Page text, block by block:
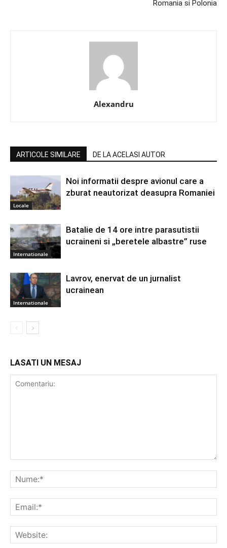
Romania si Polonia
Alexandru
ARTICOLE SIMILARE DE LA ACELASI AUTOR
Locale
Noi informatii despre avionul care a
zburat neautorizat deasupra Romaniei
Internationale
Batalie de 14 ore intre parasutistii
ucraineni si „beretele albastre” ruse
Internationale
Lavrov, enervat de un jurnalist
ucrainean
LASATI UN MESAJ